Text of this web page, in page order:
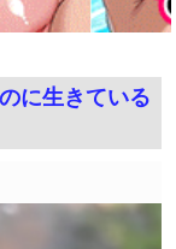
に生きている